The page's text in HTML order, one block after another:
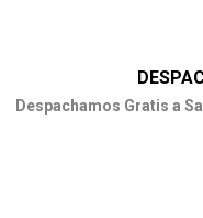
Despachamos Gratis a